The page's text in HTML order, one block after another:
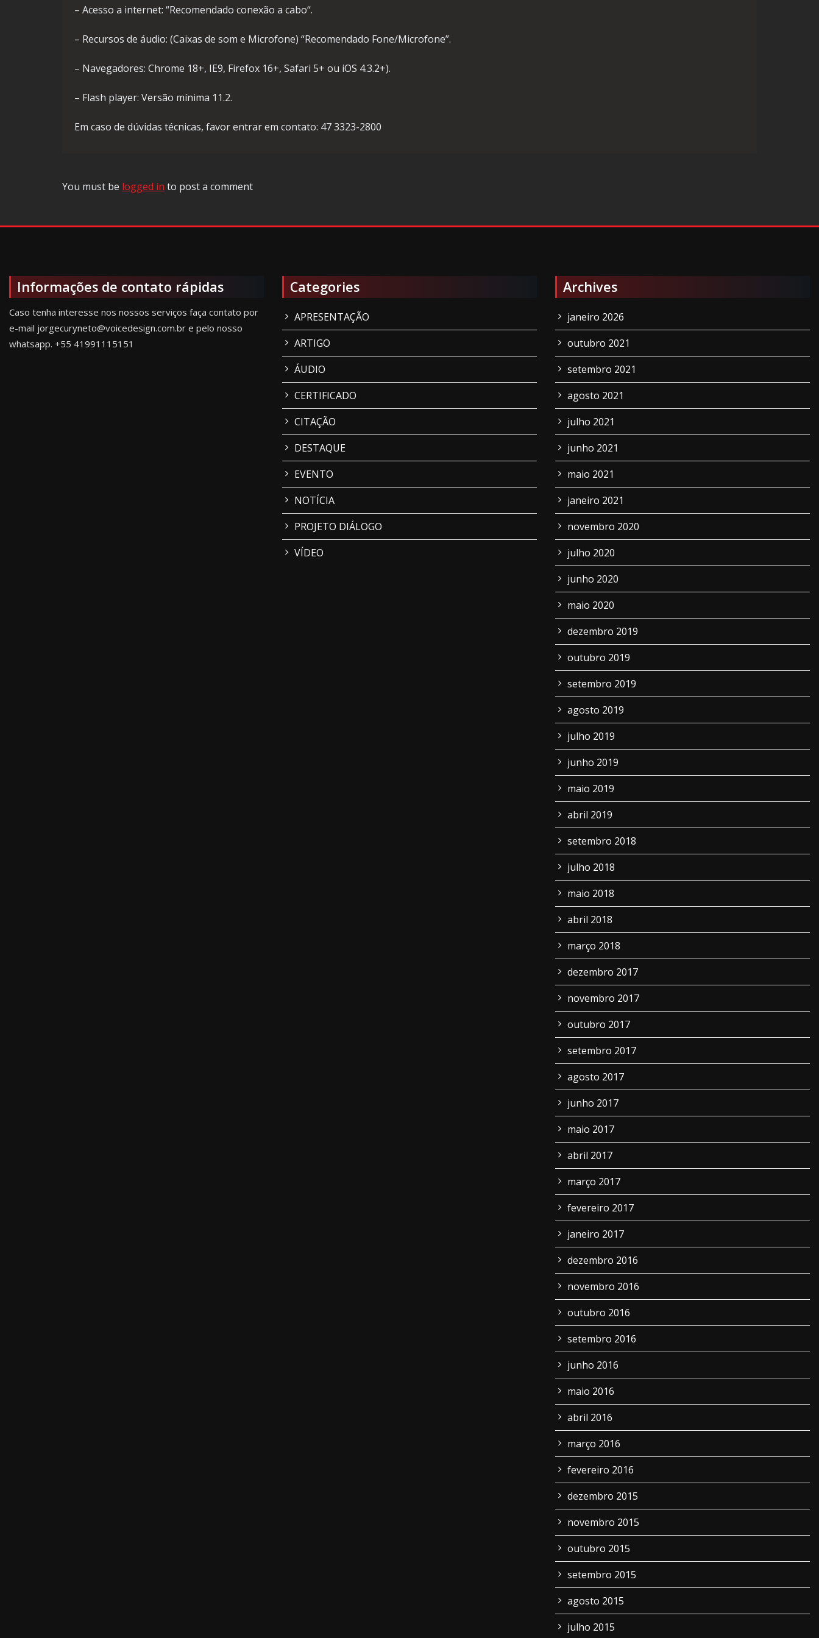
– Acesso a internet: “Recomendado conexão a cabo“.
– Recursos de áudio: (Caixas de som e Microfone) “Recomendado Fone/Microfone”.
– Navegadores: Chrome 18+, IE9, Firefox 16+, Safari 5+ ou iOS 4.3.2+).
– Flash player: Versão mínima 11.2.
Em caso de dúvidas técnicas, favor entrar em contato: 47 3323-2800
You must be logged in to post a comment
Informações de contato rápidas
Caso tenha interesse nos nossos serviços faça contato por
e-mail jorgecuryneto@voicedesign.com.br e pelo nosso
whatsapp. +55 41991115151
Categories
APRESENTAÇÃO
ARTIGO
ÁUDIO
CERTIFICADO
CITAÇÃO
DESTAQUE
EVENTO
NOTÍCIA
PROJETO DIÁLOGO
VÍDEO
Archives
janeiro 2026
outubro 2021
setembro 2021
agosto 2021
julho 2021
junho 2021
maio 2021
janeiro 2021
novembro 2020
julho 2020
junho 2020
maio 2020
dezembro 2019
outubro 2019
setembro 2019
agosto 2019
julho 2019
junho 2019
maio 2019
abril 2019
setembro 2018
julho 2018
maio 2018
abril 2018
março 2018
dezembro 2017
novembro 2017
outubro 2017
setembro 2017
agosto 2017
junho 2017
maio 2017
abril 2017
março 2017
fevereiro 2017
janeiro 2017
dezembro 2016
novembro 2016
outubro 2016
setembro 2016
junho 2016
maio 2016
abril 2016
março 2016
fevereiro 2016
dezembro 2015
novembro 2015
outubro 2015
setembro 2015
agosto 2015
julho 2015